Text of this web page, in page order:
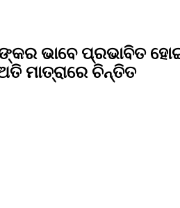
ଭାବେ ପ୍ରଭାବିତ
ମାତ୍ରାରେ ଚିନ୍ତିତ